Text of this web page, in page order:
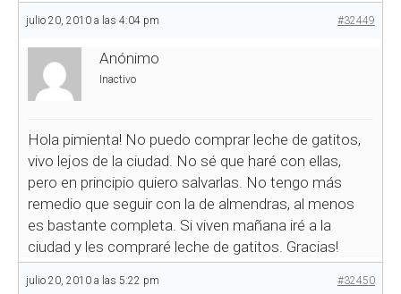
julio 20, 2010 a las 4:04 pm #32449
Anónimo
Inactivo
Hola pimienta! No puedo comprar leche de gatitos,
vivo lejos de la ciudad. No sé que haré con ellas,
pero en principio quiero salvarlas. No tengo más
remedio que seguir con la de almendras, al menos
es bastante completa. Si viven mañana iré a la
ciudad y les compraré leche de gatitos. Gracias!
julio 20, 2010 a las 5:22 pm #32450